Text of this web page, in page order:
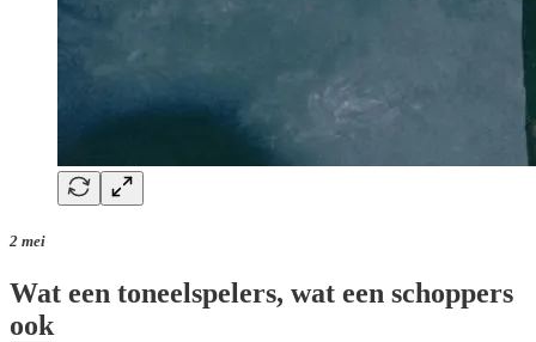
2 mei
Wat een toneelspelers, wat een schoppers
ook